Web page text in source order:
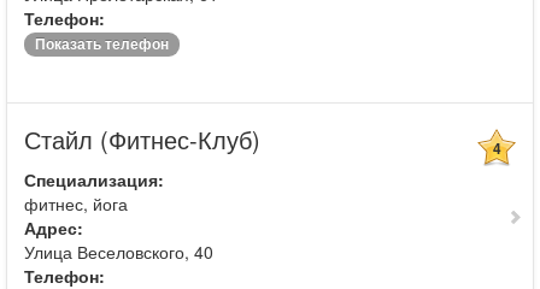
Телефон:
Показать телефон
Стайл (Фитнес-Клуб) 4
Специализация:
фитнес, йога
Адрес:
Улица Веселовского, 40
Телефон: